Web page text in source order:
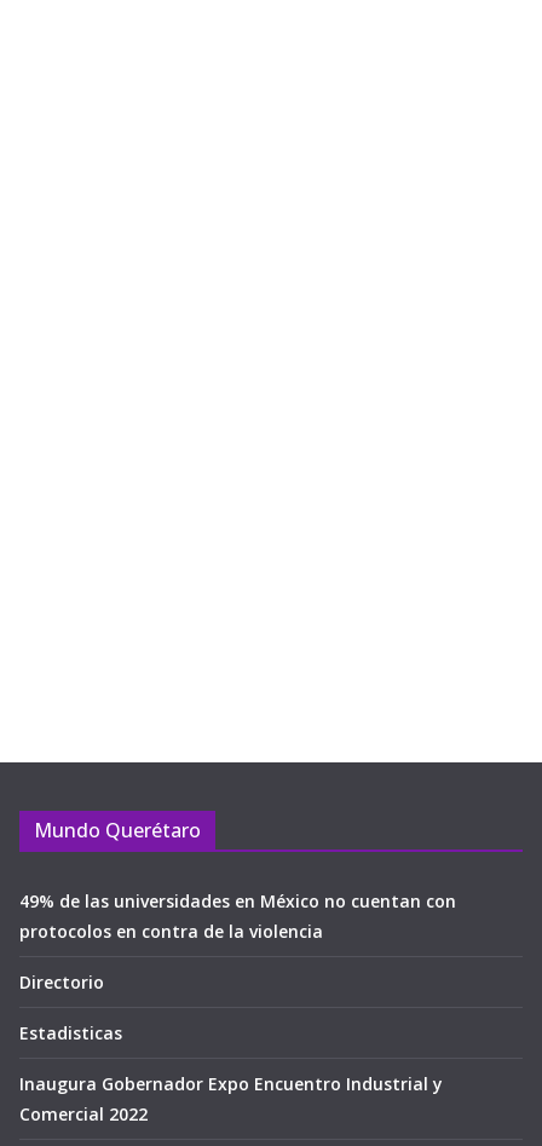
Mundo Querétaro
49% de las universidades en México no cuentan con
protocolos en contra de la violencia
Directorio
Estadisticas
Inaugura Gobernador Expo Encuentro Industrial y
Comercial 2022